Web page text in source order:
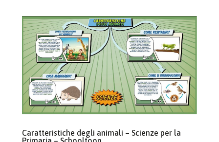
Caratteristiche degli animali – Scienze per la